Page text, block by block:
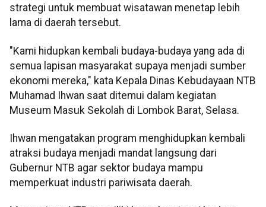
strategi untuk membuat wisatawan menetap lebih
lama di daerah tersebut.
"Kami hidupkan kembali budaya-budaya yang ada di
semua lapisan masyarakat supaya menjadi sumber
ekonomi mereka," kata Kepala Dinas Kebudayaan NTB
Muhamad Ihwan saat ditemui dalam kegiatan
Museum Masuk Sekolah di Lombok Barat, Selasa.
Ihwan mengatakan program menghidupkan kembali
atraksi budaya menjadi mandat langsung dari
Gubernur NTB agar sektor budaya mampu
memperkuat industri pariwisata daerah.